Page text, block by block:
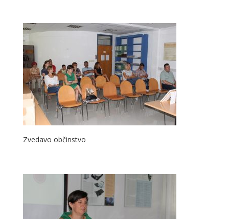
Zvedavo občinstvo